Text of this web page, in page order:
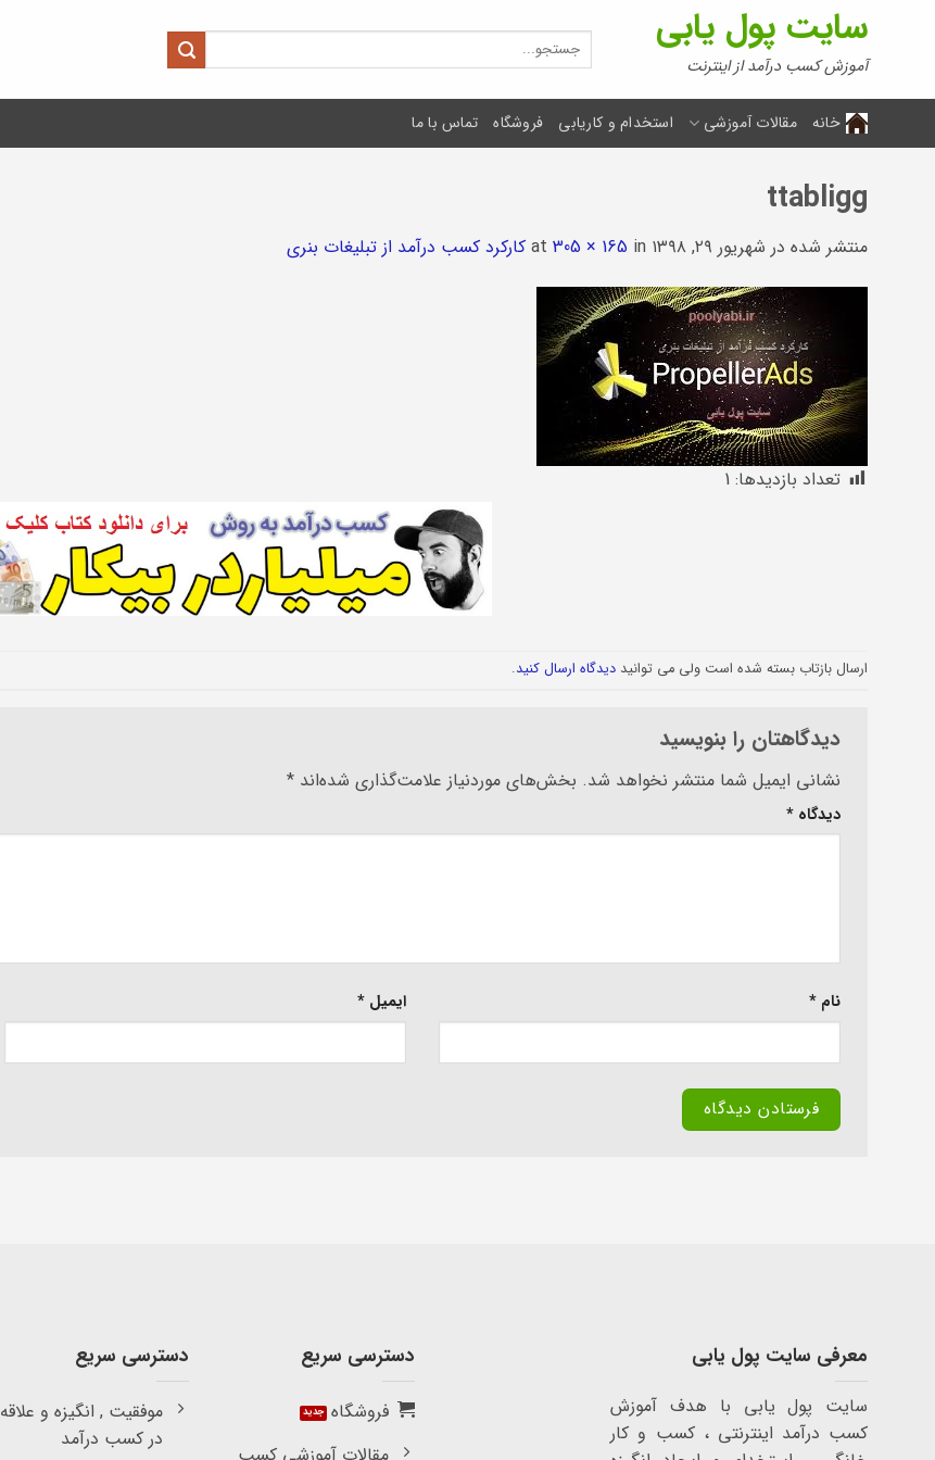
سایت پول یابی
آموزش کسب درآمد از اینترنت
جستجو
برای:
خانه مقالات آموزشی استخدام و کاریابی فروشگاه تماس با ما
ttabligg
منتشر شده در شهریور ۲۹, ۱۳۹۸ 305 × 165 in کارکرد کسب درآمد از تبلیغات بنری
تعداد بازدیدها: 1
ارسال بازتاب بسته شده است ولی می توانید دیدگاه ارسال کنید.
دیدگاهتان را بنویسید
نشانی ایمیل شما منتشر نخواهد شد. بخش‌های موردنیاز علامت‌گذاری شده‌اند *
دیدگاه *
نام * ایمیل *
Alternative:
معرفی سایت پول یابی
سایت پول یابی با هدف آموزش
کسب درآمد اینترنتی ، کسب و کار
دسترسی سریع
فروشگاه
دسترسی سریع
موفقیت , انگیزه و علاقه
در کسب درآمد